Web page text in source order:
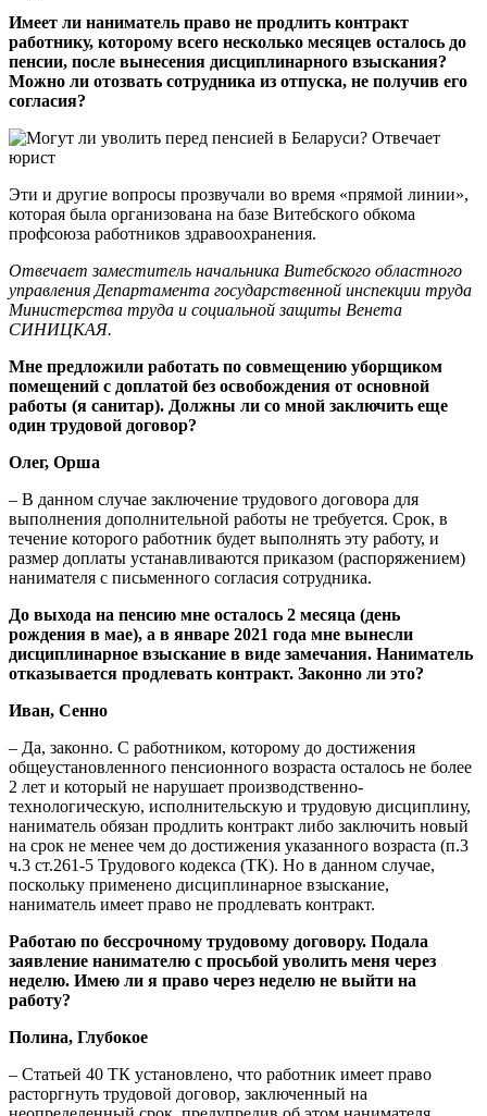
Имеет ли наниматель право не продлить контракт
работнику, которому всего несколько месяцев осталось до
пенсии, после вынесения дисциплинарного взыскания?
Можно ли отозвать сотрудника из отпуска, не получив его
согласия?
Эти и другие вопросы прозвучали во время «прямой линии»,
которая была организована на базе Витебского обкома
профсоюза работников здравоохранения.
Отвечает заместитель начальника Витебского областного
управления Департамента государственной инспекции труда
Министерства труда и социальной защиты Венета
СИНИЦКАЯ.
Мне предложили работать по совмещению уборщиком
помещений с доплатой без освобождения от основной
работы (я санитар). Должны ли со мной заключить еще
один трудовой договор?
Олег, Орша
– В данном случае заключение трудового договора для
выполнения дополнительной работы не требуется. Срок, в
течение которого работник будет выполнять эту работу, и
размер доплаты устанавливаются приказом (распоряжением)
нанимателя с письменного согласия сотрудника.
До выхода на пенсию мне осталось 2 месяца (день
рождения в мае), а в январе 2021 года мне вынесли
дисциплинарное взыскание в виде замечания. Наниматель
отказывается продлевать контракт. Законно ли это?
Иван, Сенно
– Да, законно. С работником, которому до достижения
общеустановленного пенсионного возраста осталось не более
2 лет и который не нарушает производственно-
технологическую, исполнительскую и трудовую дисциплину,
наниматель обязан продлить контракт либо заключить новый
на срок не менее чем до достижения указанного возраста (п.3
ч.3 ст.261-5 Трудового кодекса (ТК). Но в данном случае,
поскольку применено дисциплинарное взыскание,
наниматель имеет право не продлевать контракт.
Работаю по бессрочному трудовому договору. Подала
заявление нанимателю с просьбой уволить меня через
неделю. Имею ли я право через неделю не выйти на
работу?
Полина, Глубокое
– Статьей 40 ТК установлено, что работник имеет право
расторгнуть трудовой договор, заключенный на